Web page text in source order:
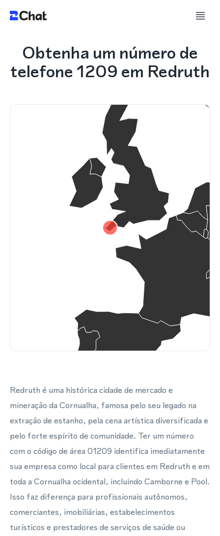
Obtenha um número de
telefone 1209 em Redruth
Redruth é uma histórica cidade de mercado e
mineração da Cornualha, famosa pelo seu legado na
extração de estanho, pela cena artística diversificada e
pelo forte espírito de comunidade. Ter um número
com o código de área 01209 identifica imediatamente
sua empresa como local para clientes em Redruth e em
toda a Cornualha ocidental, incluindo Camborne e Pool.
Isso faz diferença para profissionais autônomos,
comerciantes, imobiliárias, estabelecimentos
turísticos e prestadores de serviços de saúde ou